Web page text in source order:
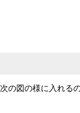
次の図の様に入れる